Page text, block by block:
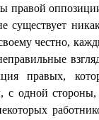
правой
существует
честно,
правых,
с одной стороны,